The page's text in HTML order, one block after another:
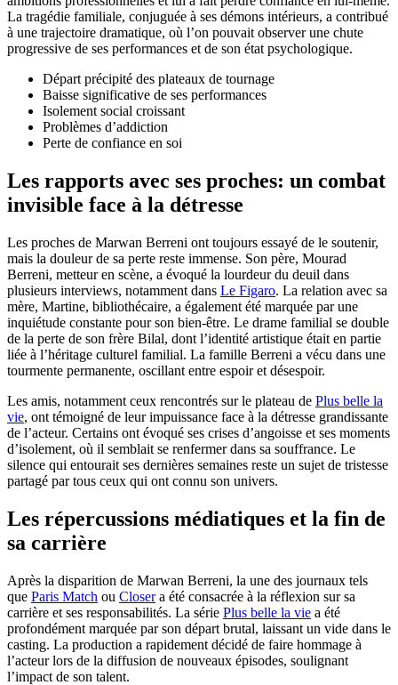
La tragédie familiale, conjuguée à ses démons intérieurs, a contribué
à une trajectoire dramatique, où l’on pouvait observer une chute
progressive de ses performances et de son état psychologique.
Départ précipité des plateaux de tournage
Baisse significative de ses performances
Isolement social croissant
Problèmes d’addiction
Perte de confiance en soi
Les rapports avec ses proches: un combat
invisible face à la détresse
Les proches de Marwan Berreni ont toujours essayé de le soutenir,
mais la douleur de sa perte reste immense. Son père, Mourad
Berreni, metteur en scène, a évoqué la lourdeur du deuil dans
plusieurs interviews, notamment dans Le Figaro. La relation avec sa
mère, Martine, bibliothécaire, a également été marquée par une
inquiétude constante pour son bien-être. Le drame familial se double
de la perte de son frère Bilal, dont l’identité artistique était en partie
liée à l’héritage culturel familial. La famille Berreni a vécu dans une
tourmente permanente, oscillant entre espoir et désespoir.
Les amis, notamment ceux rencontrés sur le plateau de Plus belle la
vie, ont témoigné de leur impuissance face à la détresse grandissante
de l’acteur. Certains ont évoqué ses crises d’angoisse et ses moments
d’isolement, où il semblait se renfermer dans sa souffrance. Le
silence qui entourait ses dernières semaines reste un sujet de tristesse
partagé par tous ceux qui ont connu son univers.
Les répercussions médiatiques et la fin de
sa carrière
Après la disparition de Marwan Berreni, la une des journaux tels
que Paris Match ou Closera été consacrée à la réflexion sur sa
carrière et ses responsabilités. La série Plus belle la vie a été
profondément marquée par son départ brutal, laissant un vide dans le
casting. La production a rapidement décidé de faire hommage à
l’acteur lors de la diffusion de nouveaux épisodes, soulignant
l’impact de son talent.